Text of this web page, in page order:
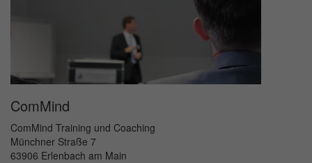
ComMind
ComMind Training und Coaching
Münchner Straße 7
63906 Erlenbach am Main